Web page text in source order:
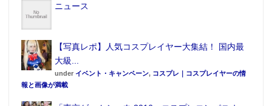
ニュース
【写真レポ】人気コスプレイヤー大集結！ 国内最
大級...
under イベント・キャンペーン, コスプレ｜コスプレイヤーの情
報と画像が満載